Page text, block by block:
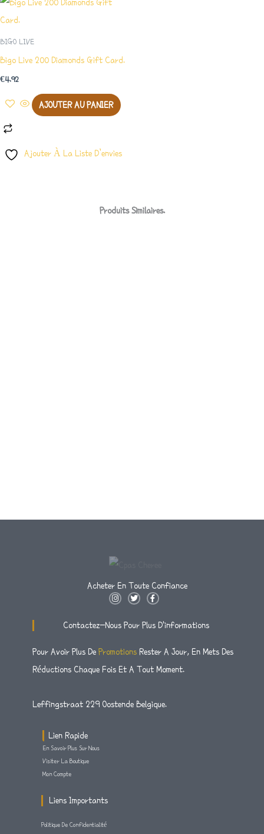
BIGO LIVE
Bigo Live 200 Diamonds Gift Card.
€4.92
AJOUTER AU PANIER
Ajouter À La Liste D’envies
Produits Similaires.
Acheter En Toute Confiance
I
T
A
T
T
F
E
O
K
F
Contactez-Nous Pour Plus D'informations
Pour Avoir Plus De Promotions Rester A Jour, En Mets Des
Réductions Chaque Fois Et A Tout Moment.
Leffingstraat 229 Oostende Belgique.
Lien Rapide
En Savoir Plus Sur Nous
Visiter La Boutique
Mon Compte
Liens Importants
Politique De Confidentialité